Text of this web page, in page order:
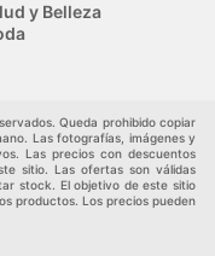
y Belleza
Queda prohibido copiar
Las fotografías, imágenes y
Las precios con descuentos
sitio. Las ofertas son válidas
stock. El objetivo de este sitio
productos. Los precios pueden